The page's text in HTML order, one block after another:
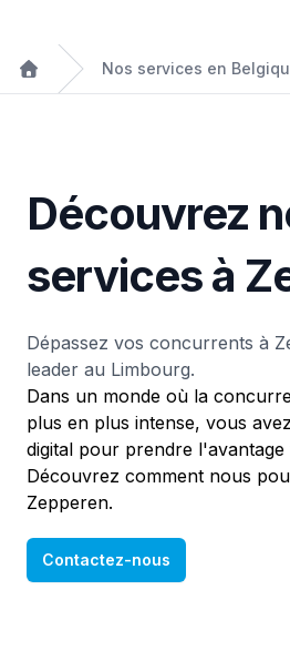
Nos services en
Découvrez
services à
Dépassez vos concurrents à
leader au Limbourg.
Dans un monde où la
plus en plus intense, vous
digital pour prendre
Découvrez comment nous
Zepperen.
Contactez-nous